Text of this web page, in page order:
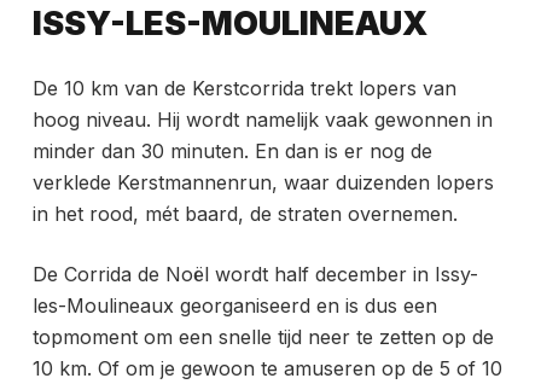
ISSY-LES-MOULINEAUX
De 10 km van de Kerstcorrida trekt lopers van
hoog niveau. Hij wordt namelijk vaak gewonnen in
minder dan 30 minuten. En dan is er nog de
verklede Kerstmannenrun, waar duizenden lopers
in het rood, mét baard, de straten overnemen.
De Corrida de Noël wordt half december in Issy-
les-Moulineaux georganiseerd en is dus een
topmoment om een snelle tijd neer te zetten op de
10 km. Of om je gewoon te amuseren op de 5 of 10